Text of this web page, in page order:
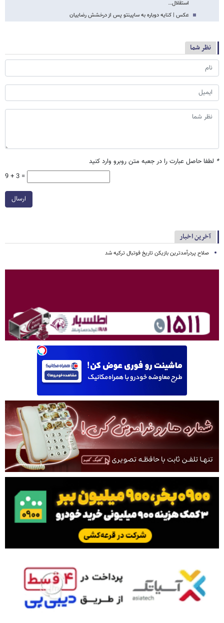
استقلال…
عکس | کنایه دوباره به ساپینتو پس از درخشش رضاییان
نظر شما
* لطفا حاصل عبارت را در جعبه متن روبرو وارد کنید
9 + 3 =
ارسال
آخرین اخبار
صلاح پردرآمدترین بازیکن تاریخ فوتبال ترکیه شد